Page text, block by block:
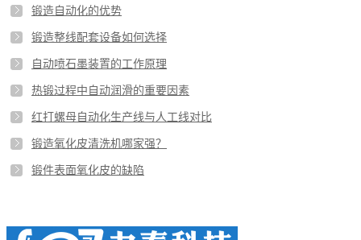
锻造自动化的优势
锻造整线配套设备如何选择
自动喷石墨装置的工作原理
热锻过程中自动润滑的重要因素
红打螺母自动化生产线与人工线对比
锻造氧化皮清洗机哪家强？
锻件表面氧化皮的缺陷